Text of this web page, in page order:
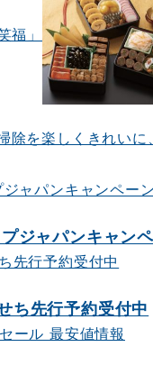
福」
除を楽しくきれい
ジャパンキャン
ち先行予約受付中